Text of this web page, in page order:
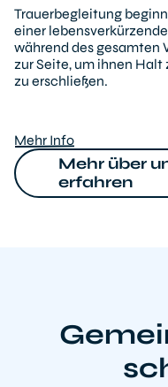
Trauerbegleitung
einer
während des gesamten
zur Seite, um ihnen
zu erschließen.
Mehr Info
Mehr über
erfahren